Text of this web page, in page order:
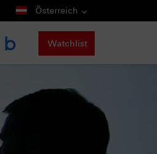
Österreich
Watchlist